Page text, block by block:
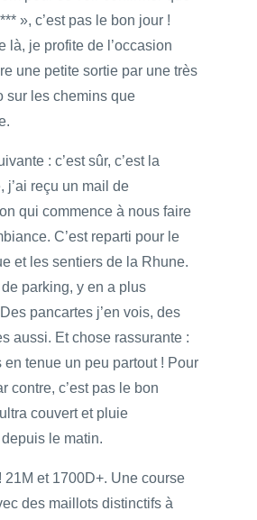
», c’est pas le bon jour !
là, je profite de l’occasion
une petite sortie par une très
sur les chemins que
: c’est sûr, c’est la
j’ai reçu un mail de
qui commence à nous faire
C’est reparti pour le
et les sentiers de la Rhune.
parking, y en a plus
pancartes j’en vois, des
aussi. Et chose rassurante :
en tenue un peu partout ! Pour
contre, c’est pas le bon
couvert et pluie
le matin.
21M et 1700D+. Une course
des maillots distinctifs à